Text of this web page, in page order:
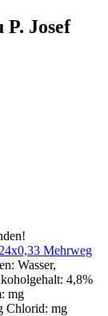
Josef
Mehrweg
Wasser,
4,8%
mg
Chlorid: mg